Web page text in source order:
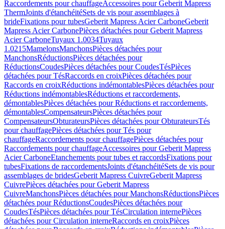
Raccordements pour chauffageAccessoires pour Geberit Mapress
ThermJoints d'étanchéitéSets de vis pour assemblages à
brideFixations pour tubesGeberit Mapress Acier CarboneGeberit
Mapress Acier CarbonePièces détachées pour Geberit Mapress
Acier CarboneTuyaux 1.0034Tuyaux
1.0215MamelonsManchonsPièces détachées pour
ManchonsRéductionsPièces détachées pour
RéductionsCoudesPièces détachées pour CoudesTésPièces
détachées pour TésRaccords en croixPièces détachées pour
Raccords en croixRéductions indémontablesPièces détachées pour
Réductions indémontablesRéductions et raccordements,
démontablesPièces détachées pour Réductions et raccordements,
démontablesCompensateursPièces détachées pour
CompensateursObturateursPièces détachées pour ObturateursTés
pour chauffagePièces détachées pour Tés pour
chauffageRaccordements pour chauffagePièces détachées pour
Raccordements pour chauffageAccessoires pour Geberit Mapress
Acier CarboneEtanchements pour tubes et raccordsFixations pour
tubesFixations de raccordementsJoints d'étanchéitéSets de vis pour
assemblages de bridesGeberit Mapress CuivreGeberit Mapress
CuivrePièces détachées pour Geberit Mapress
CuivreManchonsPièces détachées pour ManchonsRéductionsPièces
détachées pour RéductionsCoudesPièces détachées pour
CoudesTésPièces détachées pour TésCirculation internePièces
détachées pour Circulation interneRaccords en croixPièces